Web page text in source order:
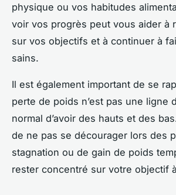
physique ou vos habitudes
voir vos progrès peut vous aider à
sur vos objectifs et à continuer à
sains.
Il est également important de se
perte de poids n’est pas une ligne
normal d’avoir des hauts et des
de ne pas se décourager lors des
stagnation ou de gain de poids
rester concentré sur votre objectif